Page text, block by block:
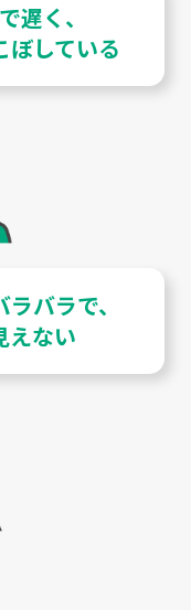
遅く、
ぼしている
バラで、
えない